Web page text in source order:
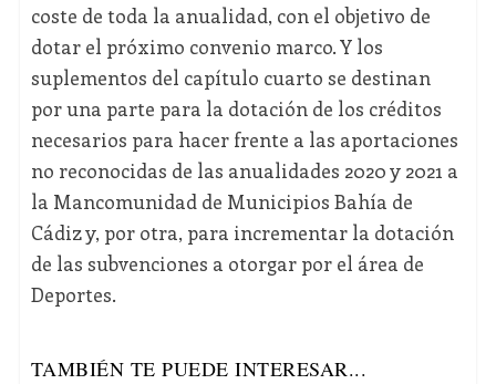
coste de toda la anualidad, con el objetivo de
dotar el próximo convenio marco. Y los
suplementos del capítulo cuarto se destinan
por una parte para la dotación de los créditos
necesarios para hacer frente a las aportaciones
no reconocidas de las anualidades 2020 y 2021 a
la Mancomunidad de Municipios Bahía de
Cádiz y, por otra, para incrementar la dotación
de las subvenciones a otorgar por el área de
Deportes.
TAMBIÉN TE PUEDE INTERESAR...